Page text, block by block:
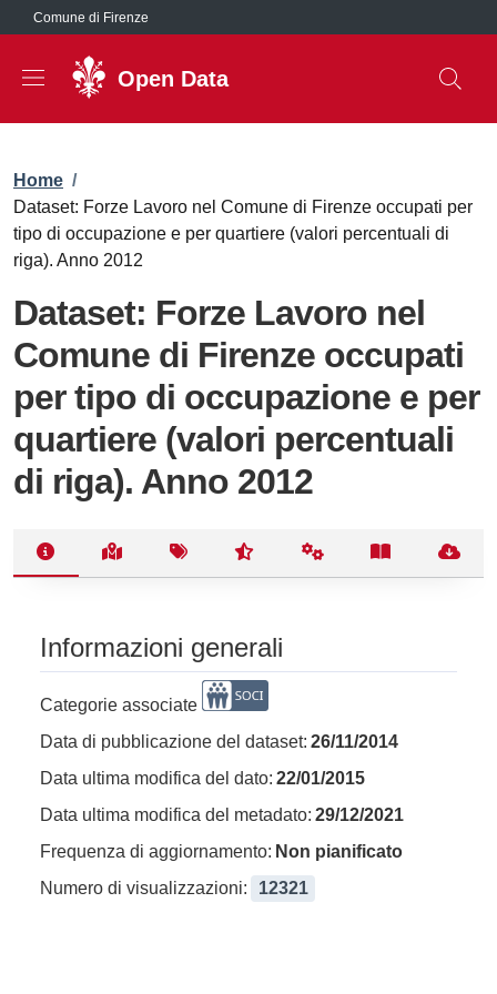
Salta al contenuto principale
Comune di Firenze
Open Data
Briciole di pane
Home /
Dataset: Forze Lavoro nel Comune di Firenze occupati per
tipo di occupazione e per quartiere (valori percentuali di
riga). Anno 2012
Dataset: Forze Lavoro nel
Comune di Firenze occupati
per tipo di occupazione e per
quartiere (valori percentuali
di riga). Anno 2012
Informazioni generali
Categorie associate
Data di pubblicazione del dataset: 26/11/2014
Data ultima modifica del dato: 22/01/2015
Data ultima modifica del metadato: 29/12/2021
Frequenza di aggiornamento: Non pianificato
Numero di visualizzazioni:
12321